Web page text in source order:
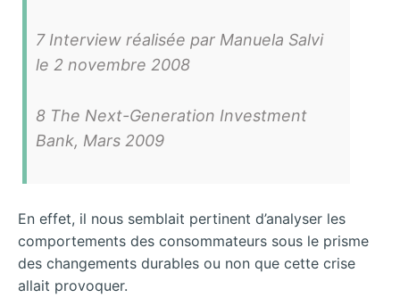
7 Interview réalisée par Manuela Salvi
le 2 novembre 2008
8 The Next-Generation Investment
Bank, Mars 2009
En effet, il nous semblait pertinent d’analyser les
comportements des consommateurs sous le prisme
des changements durables ou non que cette crise
allait provoquer.